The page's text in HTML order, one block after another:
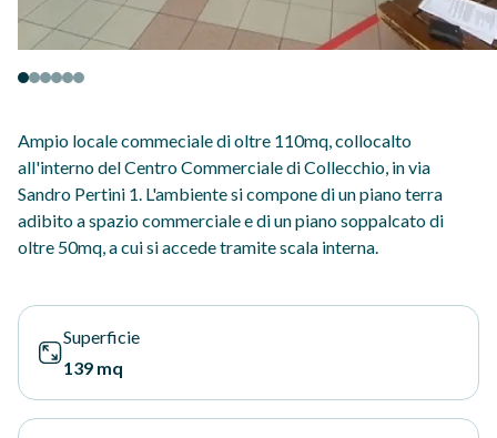
Ampio locale commeciale di oltre 110mq, collocalto
all'interno del Centro Commerciale di Collecchio, in via
Sandro Pertini 1. L'ambiente si compone di un piano terra
adibito a spazio commerciale e di un piano soppalcato di
oltre 50mq, a cui si accede tramite scala interna.
Superficie
139 mq